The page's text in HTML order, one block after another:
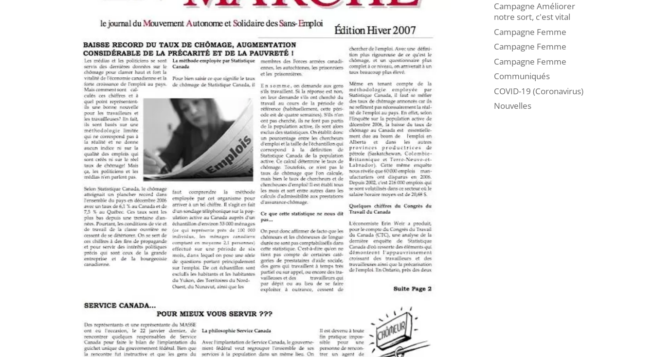
Campagne Améliorer
notre sort, c'est vital
Campagne Femme
Campagne Femme
Campagne Femme
Communiqués
COVID-19 (Coronavirus)
Nouvelles